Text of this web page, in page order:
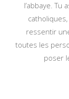
l’abbaye. Tu
ressentir
toutes les
poser